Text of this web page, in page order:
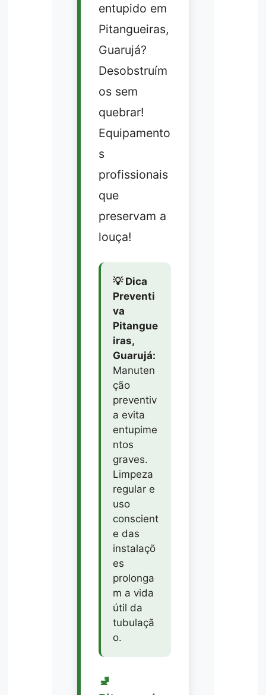
entupido em
Pitangueiras,
Guarujá?
Desobstruím
os sem
quebrar!
Equipamento
s
profissionais
que
preservam a
louça!
💡 Dica
Preventi
va
Pitangue
iras,
Guarujá:
Manuten
ção
preventiv
a evita
entupime
ntos
graves.
Limpeza
regular e
uso
conscient
e das
instalaçõ
es
prolonga
m a vida
útil da
tubulaçã
o.
🚽